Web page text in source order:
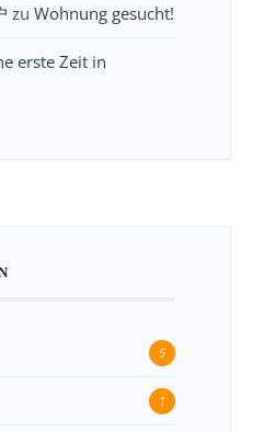
zu Wohnung gesucht!
erste Zeit in
5
1